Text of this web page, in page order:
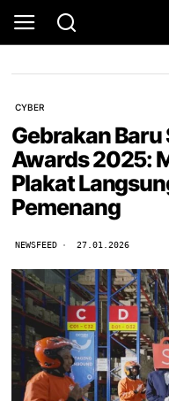
CYBER
Gebrakan Baru
Awards 2025:
Plakat
Pemenang
NEWSFEED 27.01.2026